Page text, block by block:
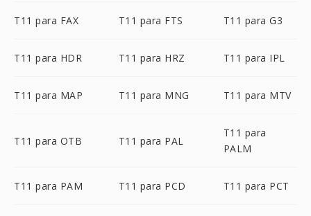
T11 para FAX T11 para FTS T11 para G3
T11 para HDR T11 para HRZ T11 para IPL
T11 para MAP T11 para MNG T11 para MTV
T11 para OTB T11 para PAL
T11 para
PALM
T11 para PAM T11 para PCD T11 para PCT